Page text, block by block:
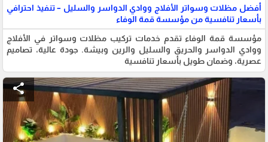
أفضل مظلات وسواتر الأفلاج ووادي الدواسر والسليل – تنفيذ احترافي
بأسعار تنافسية من مؤسسة قمة الوفاء
مؤسسة قمة الوفاء تقدم خدمات تركيب مظلات وسواتر في الأفلاج
ووادي الدواسر والحريق والسليل والرين وبيشة. جودة عالية، تصاميم
عصرية، وضمان طويل بأسعار تنافسية
share